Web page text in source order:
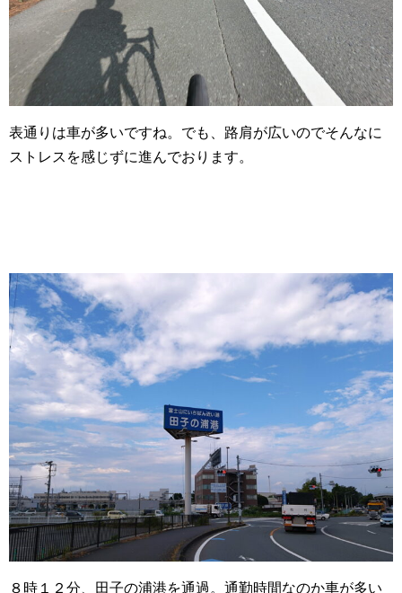
表通りは車が多いですね。でも、路肩が広いのでそんなに
ストレスを感じずに進んでおります。
８時１２分、田子の浦港を通過。通勤時間なのか車が多い